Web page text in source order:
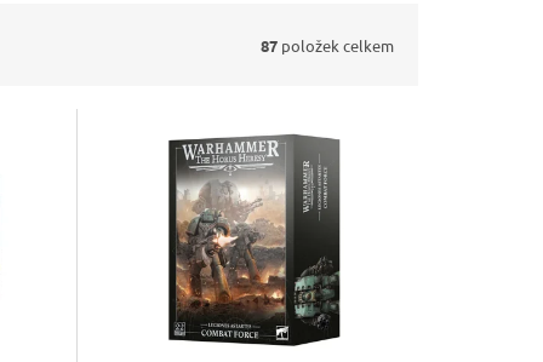
87 položek celkem